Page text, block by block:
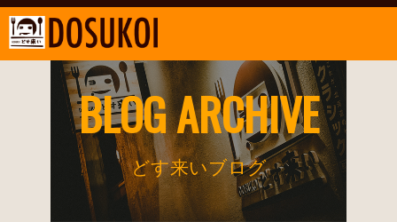
BLOG ARCHIVE
どす来いブログ